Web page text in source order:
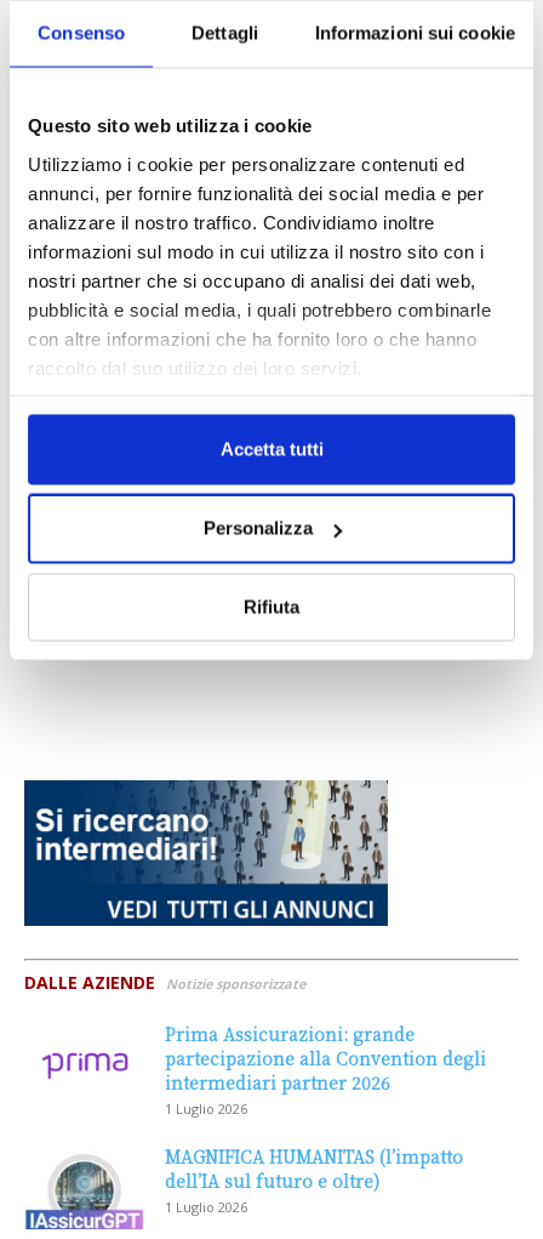
Consenso Dettagli Informazioni sui cookie
Questo sito web utilizza i cookie
Utilizziamo i cookie per personalizzare contenuti ed
annunci, per fornire funzionalità dei social media e per
analizzare il nostro traffico. Condividiamo inoltre
informazioni sul modo in cui utilizza il nostro sito con i
nostri partner che si occupano di analisi dei dati web,
pubblicità e social media, i quali potrebbero combinarle
con altre informazioni che ha fornito loro o che hanno
raccolto dal suo utilizzo dei loro servizi.
Accetta tutti
Personalizza
Rifiuta
DALLE AZIENDE Notizie sponsorizzate
Prima Assicurazioni: grande
partecipazione alla Convention degli
intermediari partner 2026
1 Luglio 2026
MAGNIFICA HUMANITAS (l’impatto
dell’IA sul futuro e oltre)
1 Luglio 2026